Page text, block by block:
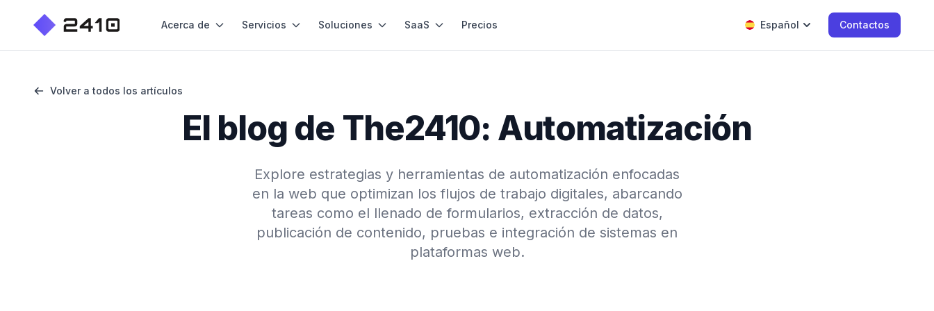
Acerca de Servicios Soluciones SaaS Precios Español Contactos
Volver a todos los artículos
El blog de The2410: Automatización
Explore estrategias y herramientas de automatización enfocadas
en la web que optimizan los flujos de trabajo digitales, abarcando
tareas como el llenado de formularios, extracción de datos,
publicación de contenido, pruebas e integración de sistemas en
plataformas web.